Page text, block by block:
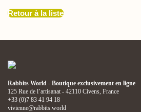
Retour à la liste
Rabbits World - Boutique exclusivement en ligne
125 Rue de l’artisanat - 42110 Civens, France
+33 (0)7 83 41 94 18
vivienne@rabbits.world